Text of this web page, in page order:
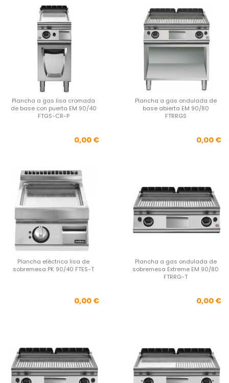
Plancha a gas lisa cromada
de base con puerta EM 90/40
FTGS-CR-P
Precio
0,00 €
Plancha a gas ondulada de
base abierta EM 90/80
FTRRGS
0,00 €
Plancha eléctrica lisa de
sobremesa PK 90/40 FTES-T
Precio
0,00 €
Plancha a gas ondulada de
sobremesa Extreme EM 90/80
FTRRG-T
0,00 €